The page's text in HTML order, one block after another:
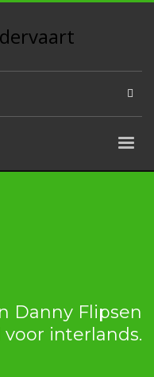
Danny Flipsen
interlands.